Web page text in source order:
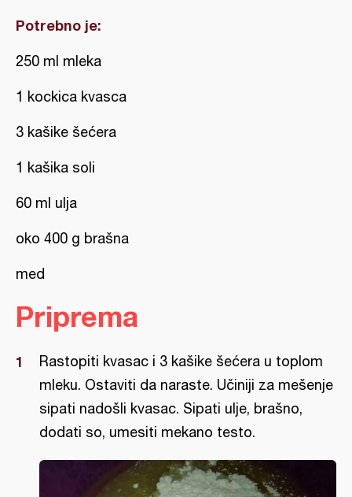
Potrebno je:
250 ml mleka
1 kockica kvasca
3 kašike šećera
1 kašika soli
60 ml ulja
oko 400 g brašna
med
Priprema
Rastopiti kvasac i 3 kašike šećera u toplom
mleku. Ostaviti da naraste. Učiniji za mešenje
sipati nadošli kvasac. Sipati ulje, brašno,
dodati so, umesiti mekano testo.